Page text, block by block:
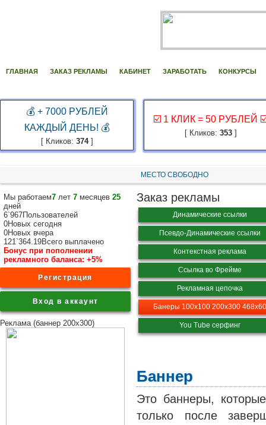
ГЛАВНАЯ ЗАКАЗ РЕКЛАМЫ КАБИНЕТ ЗАРАБОТАТЬ КОНКУРСЫ
💰 + 7000 РУБЛЕЙ
КАЖДЫЙ ДЕНЬ! 💰
[ Кликов: 374]
☑️ 1 КЛИК = 50 РУБЛЕЙ
[ Кликов: 353]
МЕСТО СВОБОДНО
Мы работаем7 лет 7 месяцев 25
дней
6`967Пользователей
0Новых сегодня
0Новых вчера
121`364.19Всего выплачено
Бонус при пополнении
рекламного баланса: +5%
Регистрация
Вход в аккаунт
Реклама (баннер 200x300)
Заказ рекламы
Динамические ссылки
Псевдо-Динамические ссылки
Контекстная реклама
Ссылка во Фрейме
Рекламная цепочка
Банеры 100х100 200х300 468х60
You Tube серфинг
Баннер
Это баннеры,
только после